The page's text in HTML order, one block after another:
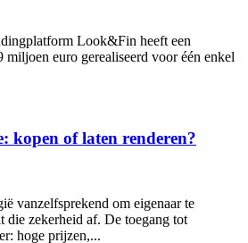
Look&Fin heeft een
euro gerealiseerd voor één enkel
kopen of laten renderen?
vanzelfsprekend om eigenaar te
die zekerheid af. De toegang tot
hoge prijzen,...